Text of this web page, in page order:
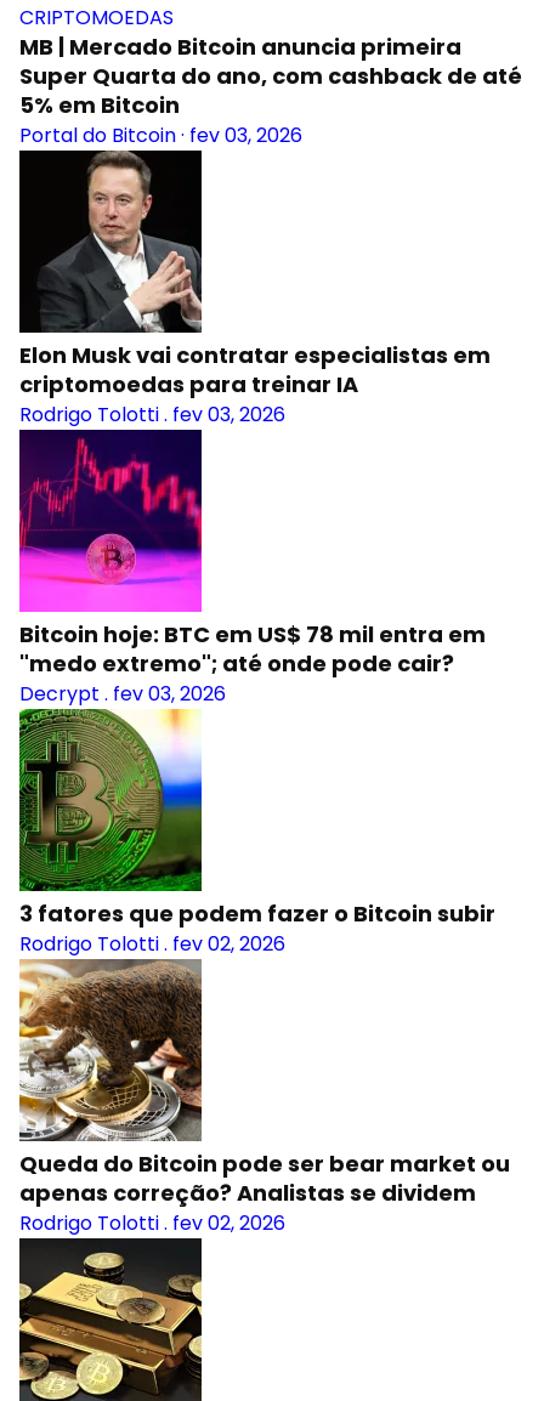
CRIPTOMOEDAS
MB | Mercado Bitcoin anuncia primeira
Super Quarta do ano, com cashback de até
5% em Bitcoin
Portal do Bitcoin· fev 03, 2026
Elon Musk vai contratar especialistas em
criptomoedas para treinar IA
Rodrigo Tolotti. fev 03, 2026
Bitcoin hoje: BTC em US$ 78 mil entra em
"medo extremo"; até onde pode cair?
Decrypt . fev 03, 2026
3 fatores que podem fazer o Bitcoin subir
Rodrigo Tolotti. fev 02, 2026
Queda do Bitcoin pode ser bear market ou
apenas correção? Analistas se dividem
Rodrigo Tolotti. fev 02, 2026